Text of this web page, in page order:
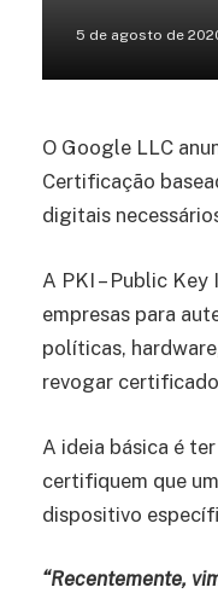
5 de agosto de
O Google LLC
Certificação
digitais
A PKI – Public
empresas para
políticas,
revogar
A ideia básica é
certifiquem que
dispositivo
“Recentemente,